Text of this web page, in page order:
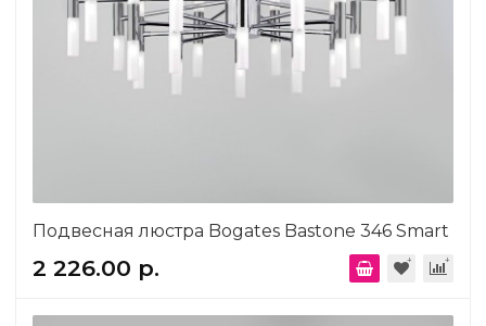
Подвесная люстра Bogates Bastone 346 Smart
2 226.00 р.